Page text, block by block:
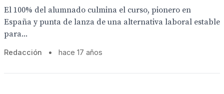
El 100% del alumnado culmina el curso, pionero en
España y punta de lanza de una alternativa laboral estable
para...
Redacción • hace 17 años